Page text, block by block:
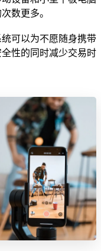
数更多。
可以为不愿随身携带
性的同时减少交易时